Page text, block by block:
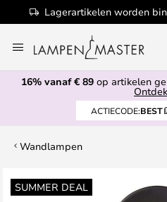
Lagerartikelen worden
naar
de
inhoud
16% vanaf € 89 op artikelen
ACTIECODE:BEST
Wandlampen
SUMMER DEAL
Ga
naar